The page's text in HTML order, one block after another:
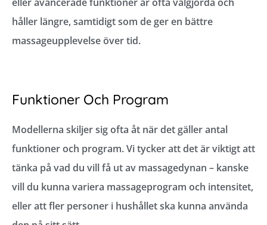
håller längre, samtidigt som de ger en bättre
massageupplevelse över tid.
Funktioner Och Program
Modellerna skiljer sig ofta åt när det gäller antal
funktioner och program. Vi tycker att det är viktigt att
tänka på vad du vill få ut av massagedynan – kanske
vill du kunna variera massageprogram och intensitet,
eller att fler personer i hushållet ska kunna använda